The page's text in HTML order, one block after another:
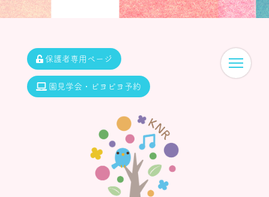
保護者専用ページ
園見学会・ピヨピヨ予約